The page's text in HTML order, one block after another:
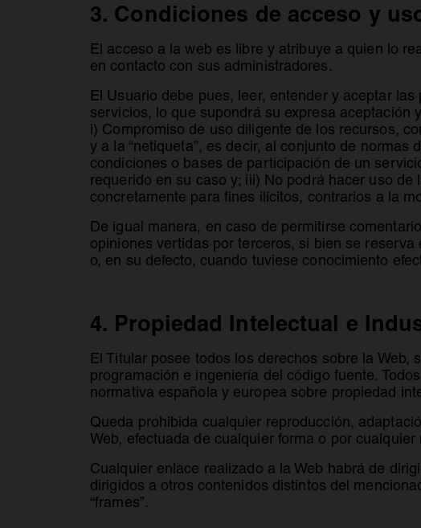
3. Condiciones de acceso y
El acceso a la web es libre y atribuye a quien lo
en contacto con sus administradores.
El Usuario debe pues, leer, entender y aceptar
servicios, lo que supondrá su expresa aceptación
i) Compromiso de uso diligente de los recursos,
y a la “netiqueta”, es decir, al conjunto de
condiciones o bases de participación de un
requerido en su caso y; iii) No podrá hacer uso
concretamente para fines ilícitos, contrarios a la
De igual manera, en caso de permitirse
opiniones vertidas por terceros, si bien se
o, en su defecto, cuando tuviese conocimiento
4. Propiedad Intelectual e
El Titular posee todos los derechos sobre la
programación e ingeniería del código fuente.
normativa española y europea sobre propiedad
Queda prohibida cualquier reproducción,
Web, efectuada de cualquier forma o por
Cualquier enlace realizado a la Web habrá de
dirigidos a otros contenidos distintos del
“frames”.